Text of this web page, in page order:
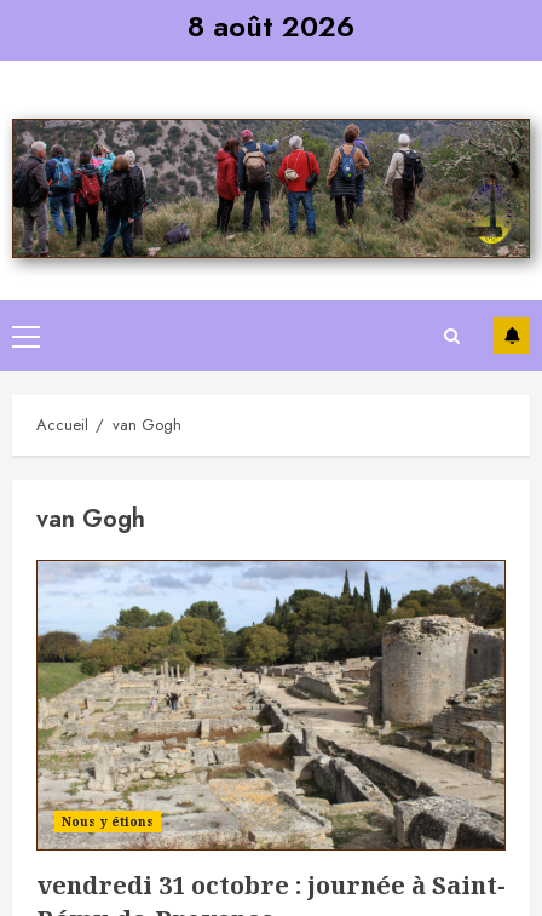
8 août 2026
Primary
Menu
Accueil van Gogh
van Gogh
Nous y étions
vendredi 31 octobre : journée à Saint-